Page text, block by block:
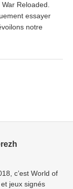
Reloaded.
essayer
notre
c’est World of
jeux signés